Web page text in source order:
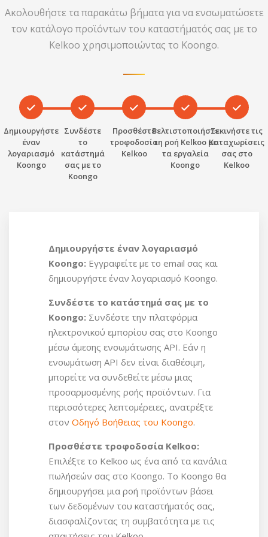
διαθεσιμότητα.
Ακριβή και Ενημερωμένα Δεδομένα
και τις τιμές σας.
Συμμόρφωση με τις Πολιτικές
Οφείλετε
να συμμορφώνεστε με τα πρότυπα
διαφήμισης και καταχώρησης της Kelkoo,
συμπεριλαμβανομένης της ποιότητας
τροφοδοσίας, της επιλεξιμότητας
Ακολουθήστε τα παρακάτω βήματα για να ενσωματώσετε
τον κατάλογο προϊόντων του καταστήματός σας με το
Kelkoo χρησιμοποιώντας το Koongo.
Δημιουργήστε
έναν
λογαριασμό
Koongo
Συνδέστε
το
κατάστημά
σας με το
Koongo
Προσθέστε
τροφοδοσία
Kelkoo
Βελτιστοποιήστε
τη ροή Kelkoo με
τα εργαλεία
Koongo
Ξεκινήστε τις
Καταχωρίσεις
σας στο
Kelkoo
Δημιουργήστε έναν λογαριασμό
Koongo: Εγγραφείτε με το email σας και
δημιουργήστε έναν λογαριασμό Koongo.
Συνδέστε το κατάστημά σας με το
Koongo: Συνδέστε την πλατφόρμα
ηλεκτρονικού εμπορίου σας στο Koongo
μέσω άμεσης ενσωμάτωσης API. Εάν η
ενσωμάτωση API δεν είναι διαθέσιμη,
μπορείτε να συνδεθείτε μέσω μιας
προσαρμοσμένης ροής προϊόντων. Για
περισσότερες λεπτομέρειες, ανατρέξτε
στον Οδηγό Βοήθειας του Koongo.
Προσθέστε τροφοδοσία Kelkoo:
Επιλέξτε το Kelkoo ως ένα από τα κανάλια
πωλήσεών σας στο Koongo. Το Koongo θα
δημιουργήσει μια ροή προϊόντων βάσει
των δεδομένων του καταστήματός σας,
διασφαλίζοντας τη συμβατότητα με τις